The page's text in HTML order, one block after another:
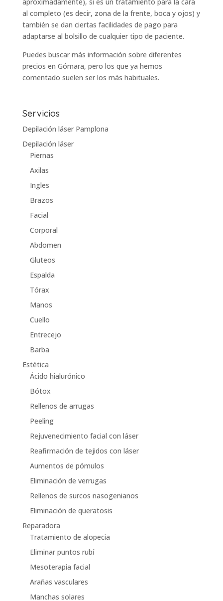
al completo (es decir, zona de la frente, boca y ojos) y
también se dan ciertas facilidades de pago para
adaptarse al bolsillo de cualquier tipo de paciente.
Puedes buscar más información sobre diferentes
precios en Gómara, pero los que ya hemos
comentado suelen ser los más habituales.
Servicios
Depilación láser Pamplona
Depilación láser
Piernas
Axilas
Ingles
Brazos
Facial
Corporal
Abdomen
Gluteos
Espalda
Tórax
Manos
Cuello
Entrecejo
Barba
Estética
Ácido hialurónico
Bótox
Rellenos de arrugas
Peeling
Rejuvenecimiento facial con láser
Reafirmación de tejidos con láser
Aumentos de pómulos
Eliminación de verrugas
Rellenos de surcos nasogenianos
Eliminación de queratosis
Reparadora
Tratamiento de alopecia
Eliminar puntos rubí
Mesoterapia facial
Arañas vasculares
Manchas solares